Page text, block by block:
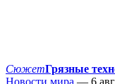
СюжетГрязные